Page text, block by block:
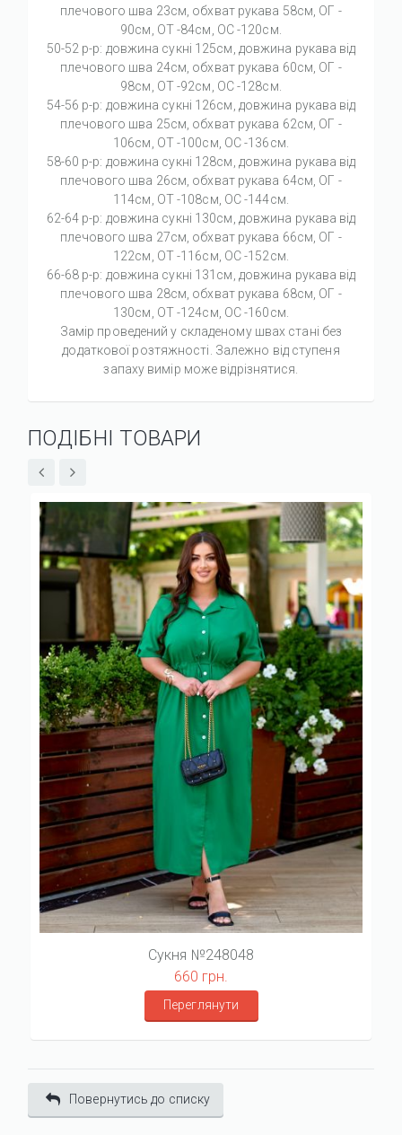
плечового шва 23см, обхват рукава 58см, ОГ -
90см, ОТ -84см, OC -120см.
50-52 р-р: довжина сукні 125см, довжина рукава від
плечового шва 24см, обхват рукава 60см, ОГ -
98см, ОТ -92см, OC -128см.
54-56 р-р: довжина сукні 126см, довжина рукава від
плечового шва 25см, обхват рукава 62см, ОГ -
106см, ОТ -100см, OC -136см.
58-60 р-р: довжина сукні 128см, довжина рукава від
плечового шва 26см, обхват рукава 64см, ОГ -
114см, ОТ -108см, OC -144см.
62-64 р-р: довжина сукні 130см, довжина рукава від
плечового шва 27см, обхват рукава 66см, ОГ -
122см, ОТ -116см, OC -152см.
66-68 р-р: довжина сукні 131см, довжина рукава від
плечового шва 28см, обхват рукава 68см, ОГ -
130см, ОТ -124см, OC -160см.
Замір проведений у складеному швах стані без
додаткової розтяжності. Залежно від ступеня
запаху вимір може відрізнятися.
ПОДІБНІ ТОВАРИ
Сукня №248048
660 грн.
Переглянути
Повернутись до списку